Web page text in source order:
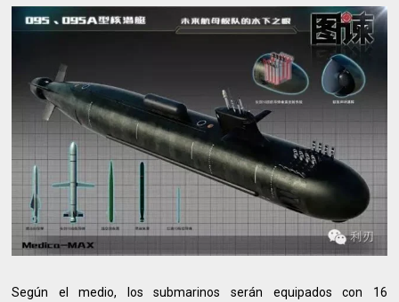
Según el medio, los submarinos serán equipados con 16